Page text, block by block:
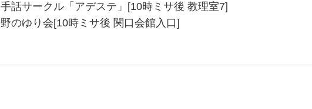
手話サークル「アデステ」[10時ミサ後 教理室7]
野のゆり会[10時ミサ後 関口会館入口]